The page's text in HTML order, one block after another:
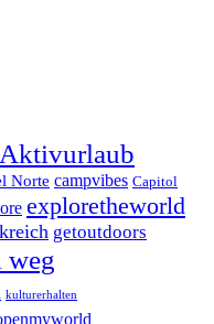
Aktivurlaub
Norte campvibes Capitol
exploretheworld
getoutdoors
weg
kulturerhalten